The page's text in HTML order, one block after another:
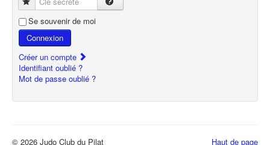
Se souvenir de moi
Connexion
Créer un compte
Identifiant oublié ?
Mot de passe oublié ?
Haut de page
© 2026 Judo Club du Pilat